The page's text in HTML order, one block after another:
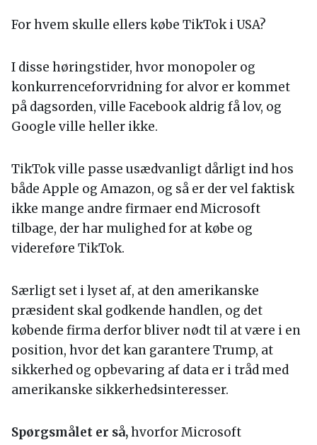
For hvem skulle ellers købe TikTok i USA?
I disse høringstider, hvor monopoler og
konkurrenceforvridning for alvor er kommet
på dagsorden, ville Facebook aldrig få lov, og
Google ville heller ikke.
TikTok ville passe usædvanligt dårligt ind hos
både Apple og Amazon, og så er der vel faktisk
ikke mange andre firmaer end Microsoft
tilbage, der har mulighed for at købe og
videreføre TikTok.
Særligt set i lyset af, at den amerikanske
præsident skal godkende handlen, og det
købende firma derfor bliver nødt til at være i en
position, hvor det kan garantere Trump, at
sikkerhed og opbevaring af data er i tråd med
amerikanske sikkerhedsinteresser.
Spørgsmålet er så,hvorfor Microsoft